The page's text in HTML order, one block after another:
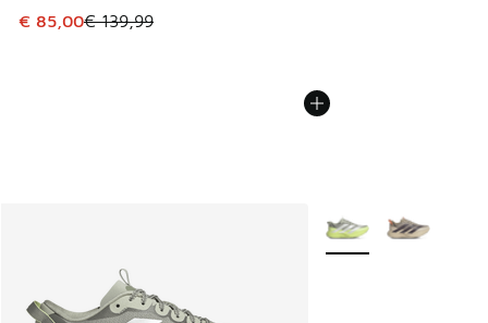
Dit artikel is in de uitverkoop. Dit artikel is in de
€ 85,00€ 139,99
Meer kleuren